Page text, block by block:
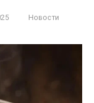
Новости